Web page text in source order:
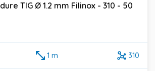
TIG Ø 1.2 mm Filinox - 310 - 50
1 m 310